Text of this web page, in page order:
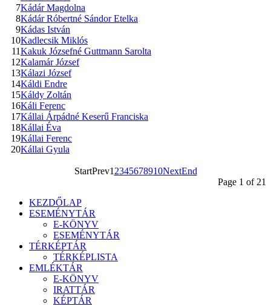
7Kádár Magdolna
8Kádár Róbertné Sándor Etelka
9Kádas István
10Kadlecsik Miklós
11Kakuk Józsefné Guttmann Sarolta
12Kalamár József
13Kálazi József
14Káldi Endre
15Káldy Zoltán
16Káli Ferenc
17Kállai Árpádné Keserű Franciska
18Kállai Éva
19Kállai Ferenc
20Kállai Gyula
StartPrev1 2345678910NextEnd
Page 1 of 21
KEZDŐLAP
ESEMÉNYTÁR
E-KÖNYV
ESEMÉNYTÁR
TÉRKÉPTÁR
TÉRKÉPLISTA
EMLÉKTÁR
E-KÖNYV
IRATTÁR
KÉPTÁR